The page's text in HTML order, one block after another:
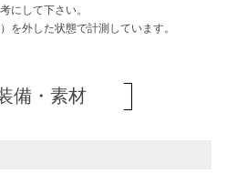
にして下さい。
を外した状態で計測しています。
備・素材